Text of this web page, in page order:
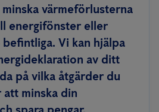
värmeförlusterna
energifönster eller
Vi kan hjälpa
av ditt
på vilka åtgärder du
minska din